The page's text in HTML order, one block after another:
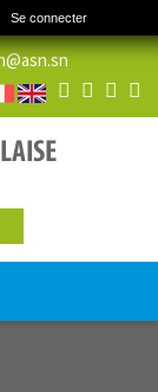
Se connecter